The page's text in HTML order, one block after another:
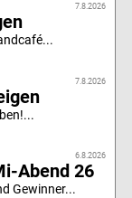
7.8.2026
7.8.2026
6.8.2026
Abend 26
Gewinner...